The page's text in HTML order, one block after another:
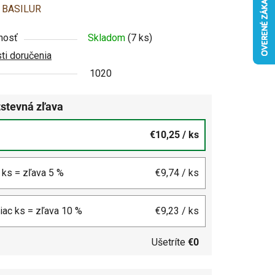
BASILUR
Skladom (7 ks)
doručenia
1020
zľava
€10,25 / ks
= zľava 5 % €9,74 / ks
ks = zľava 10 % €9,23 / ks
Ušetríte €0